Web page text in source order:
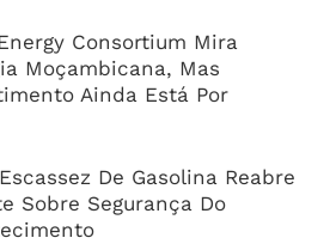
Consortium Mira
Moçambicana, Mas
Ainda Está Por
De Gasolina Reabre
Sobre Segurança Do